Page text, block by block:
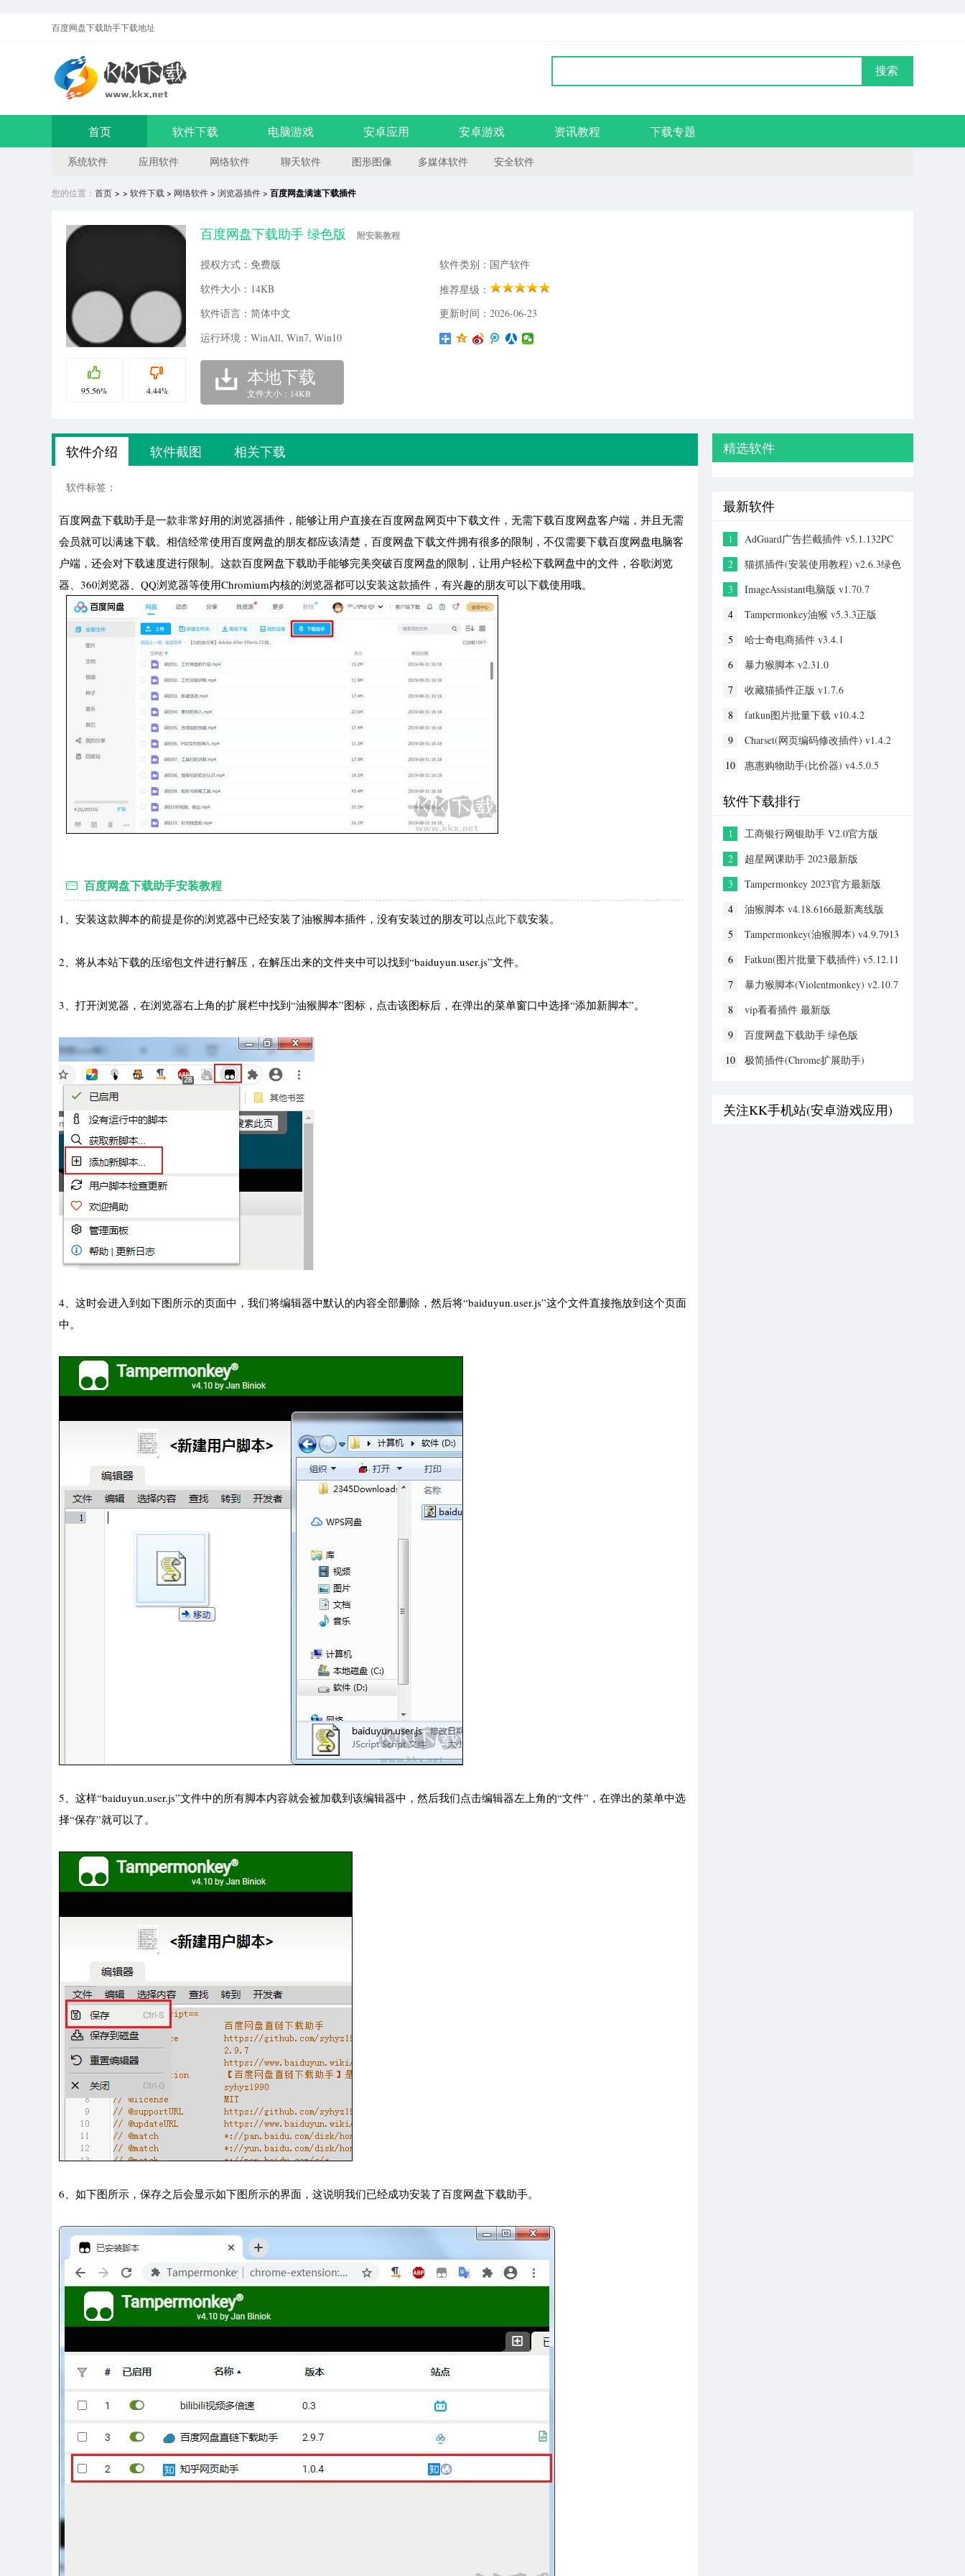
百度网盘下载助手下载地址
搜索
首页 软件下载 电脑游戏 安卓应用 安卓游戏 资讯教程 下载专题
系统软件 应用软件 网络软件 聊天软件 图形图像 多媒体软件 安全软件
您的位置： 首页 > > 软件下载 > 网络软件> 浏览器插件> 百度网盘满速下载插件
95.56% 4.44%
百度网盘下载助手 绿色版 附安装教程
授权方式：免费版
软件类别：国产软件
软件大小：14KB
推荐星级：
软件语言：简体中文
更新时间：2026-06-23
运行环境：WinAll, Win7, Win10
本地下载
文件大小：14KB
软件介绍 软件截图 相关下载
软件标签：
百度网盘下载助手是一款非常好用的浏览器插件，能够让用户直接在百度网盘网页中下载文件，无需下载百度网盘客户端，并且无需
会员就可以满速下载。相信经常使用百度网盘的朋友都应该清楚，百度网盘下载文件拥有很多的限制，不仅需要下载百度网盘电脑客
户端，还会对下载速度进行限制。这款百度网盘下载助手能够完美突破百度网盘的限制，让用户轻松下载网盘中的文件，谷歌浏览
器、360浏览器、QQ浏览器等使用Chromium内核的浏览器都可以安装这款插件，有兴趣的朋友可以下载使用哦。
百度网盘下载助手安装教程
1、安装这款脚本的前提是你的浏览器中已经安装了油猴脚本插件，没有安装过的朋友可以点此下载安装。
2、将从本站下载的压缩包文件进行解压，在解压出来的文件夹中可以找到“baiduyun.user.js”文件。
3、打开浏览器，在浏览器右上角的扩展栏中找到“油猴脚本”图标，点击该图标后，在弹出的菜单窗口中选择“添加新脚本”。
4、这时会进入到如下图所示的页面中，我们将编辑器中默认的内容全部删除，然后将“baiduyun.user.js”这个文件直接拖放到这个页面
中。
5、这样“baiduyun.user.js”文件中的所有脚本内容就会被加载到该编辑器中，然后我们点击编辑器左上角的“文件”，在弹出的菜单中选
择“保存”就可以了。
6、如下图所示，保存之后会显示如下图所示的界面，这说明我们已经成功安装了百度网盘下载助手。
精选软件
最新软件
1
AdGuard广告拦截插件 v5.1.132PC
2
猫抓插件(安装使用教程) v2.6.3绿色
3
ImageAssistant电脑版 v1.70.7
4
Tampermonkey油猴 v5.3.3正版
5
哈士奇电商插件 v3.4.1
6
暴力猴脚本 v2.31.0
7
收藏猫插件正版 v1.7.6
8
fatkun图片批量下载 v10.4.2
9
Charset(网页编码修改插件) v1.4.2
10
惠惠购物助手(比价器) v4.5.0.5
软件下载排行
1
工商银行网银助手 V2.0官方版
2
超星网课助手 2023最新版
3
Tampermonkey 2023官方最新版
4
油猴脚本 v4.18.6166最新离线版
5
Tampermonkey(油猴脚本) v4.9.7913
6
Fatkun(图片批量下载插件) v5.12.11
7
暴力猴脚本(Violentmonkey) v2.10.7
8
vip看看插件 最新版
9
百度网盘下载助手 绿色版
10
极简插件(Chrome扩展助手)
关注KK手机站(安卓游戏应用)